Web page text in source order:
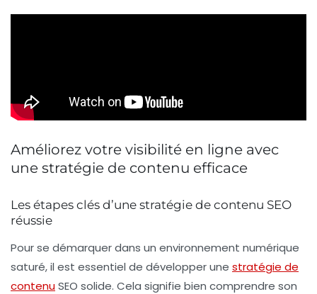
Améliorez votre visibilité en ligne avec
une stratégie de contenu efficace
Les étapes clés d’une stratégie de contenu SEO
réussie
Pour se démarquer dans un environnement numérique
saturé, il est essentiel de développer une stratégie de
contenuSEO solide. Cela signifie bien comprendre son